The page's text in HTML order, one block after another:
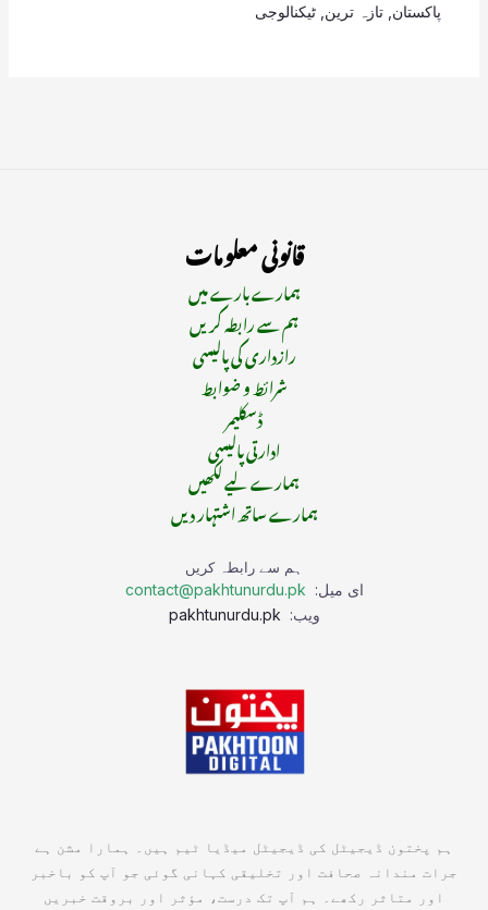
پاکستان تازہ ترین ٹیکنالوجی
قانونی معلومات
ہمارے بارے میں
ہم سے رابطہ کریں
رازداری کی پالیسی
شرائط و ضوابط
ڈسکلیمر
ادارتی پالیسی
ہمارے لیے لکھیں
ہمارے ساتھ اشتہار دیں
ہم سے رابطہ کریں
ای میل: contact@pakhtunurdu.pk
ویب:
ہم پختون ڈیجیٹل کی ڈیجیٹل میڈیا ٹیم ہیں۔ ہمارا مشن ہے
جرات مندانہ صحافت اور تخلیقی کہانی گوئی جو آپ کو باخبر
اور متاثر رکھے۔ ہم آپ تک درست، مؤثر اور بروقت خبریں